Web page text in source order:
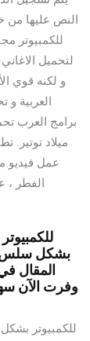
النص عليها من
و لكنه قوي
العربية
ميلاد توتير.
عمل فيديو
الفطر
بشكل سلس
المقال
وفرت الآن